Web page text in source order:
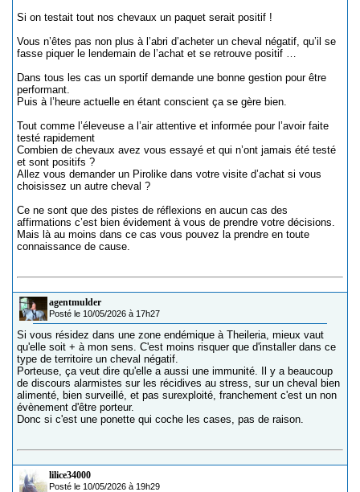
Si on testait tout nos chevaux un paquet serait positif !
Vous n’êtes pas non plus à l’abri d’acheter un cheval négatif, qu’il se
fasse piquer le lendemain de l’achat et se retrouve positif …
Dans tous les cas un sportif demande une bonne gestion pour être
performant.
Puis à l’heure actuelle en étant conscient ça se gère bien.
Tout comme l’éleveuse a l’air attentive et informée pour l’avoir faite
testé rapidement
Combien de chevaux avez vous essayé et qui n’ont jamais été testé
et sont positifs ?
Allez vous demander un Pirolike dans votre visite d’achat si vous
choisissez un autre cheval ?
Ce ne sont que des pistes de réflexions en aucun cas des
affirmations c’est bien évidement à vous de prendre votre décisions.
Mais là au moins dans ce cas vous pouvez la prendre en toute
connaissance de cause.
agentmulder
Posté le 10/05/2026 à 17h27
Si vous résidez dans une zone endémique à Theileria, mieux vaut
qu'elle soit + à mon sens. C'est moins risquer que d'installer dans ce
type de territoire un cheval négatif.
Porteuse, ça veut dire qu'elle a aussi une immunité. Il y a beaucoup
de discours alarmistes sur les récidives au stress, sur un cheval bien
alimenté, bien surveillé, et pas surexploité, franchement c'est un non
évènement d'être porteur.
Donc si c'est une ponette qui coche les cases, pas de raison.
lilice34000
Posté le 10/05/2026 à 19h29